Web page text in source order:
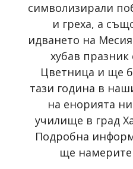
символизирали
и греха, а
идването на
хубав празник
Цветница и ще
тази година в
на енорията
училище в град
Подробна
ще намерите